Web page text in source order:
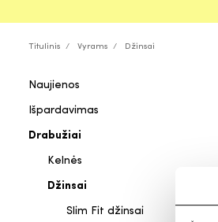
Titulinis Vyrams Džinsai
Naujienos
Išpardavimas
Drabužiai
Kelnės
Džinsai
Slim Fit džinsai